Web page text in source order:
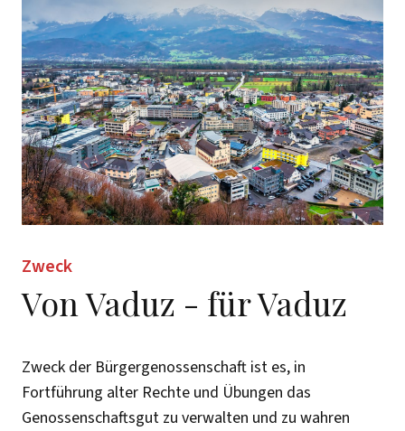
Zweck
Von Vaduz - für Vaduz
Zweck der Bürgergenossenschaft ist es, in
Fortführung alter Rechte und Übungen das
Genossenschaftsgut zu verwalten und zu wahren